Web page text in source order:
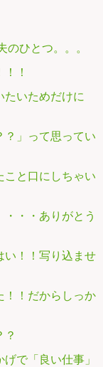
のひとつ。。。
！
たいためだけに
？」って思ってい
こと口にしちゃい
・・ありがとう
い！！写り込ませ
！！だからしっか
？
で「良い仕事」